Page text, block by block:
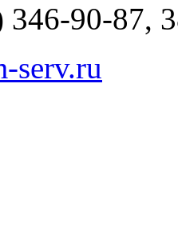
346-90-87,
serv.ru